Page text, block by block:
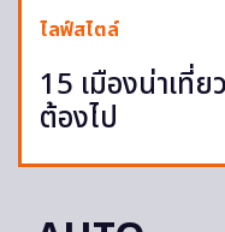
ไลฟ์สไตล์
15 เมืองน่าเที่
ต้องไป